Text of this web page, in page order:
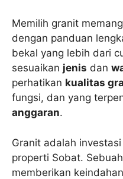
Memilih granit
dengan panduan
bekal yang lebih dari
sesuaikan jenis dan
perhatikan kualitas
fungsi, dan yang
anggaran.
Granit adalah
properti Sobat.
memberikan